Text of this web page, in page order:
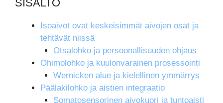
SISÄLTÖ
Isoaivot ovat keskeisimmät aivojen osat ja
tehtävät niissä
Otsalohko ja persoonallisuuden ohjaus
Ohimolohko ja kuulonvarainen prosessointi
Wernicken alue ja kielellinen ymmärrys
Päälakilohko ja aistien integraatio
Somatosensorinen aivokuori ja tuntoaisti